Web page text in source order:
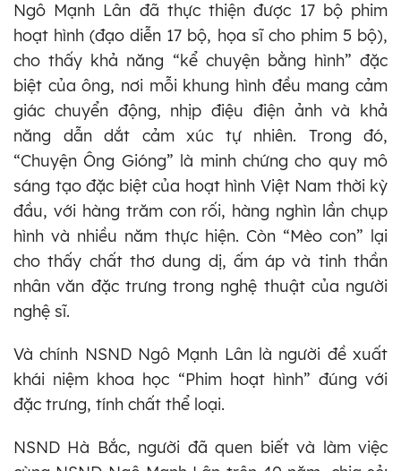
Ngô Mạnh Lân đã thực thiện được 17 bộ phim
hoạt hình (đạo diễn 17 bộ, họa sĩ cho phim 5 bộ),
cho thấy khả năng “kể chuyện bằng hình” đặc
biệt của ông, nơi mỗi khung hình đều mang cảm
giác chuyển động, nhịp điệu điện ảnh và khả
năng dẫn dắt cảm xúc tự nhiên. Trong đó,
“Chuyện Ông Gióng” là minh chứng cho quy mô
sáng tạo đặc biệt của hoạt hình Việt Nam thời kỳ
đầu, với hàng trăm con rối, hàng nghìn lần chụp
hình và nhiều năm thực hiện. Còn “Mèo con” lại
cho thấy chất thơ dung dị, ấm áp và tinh thần
nhân văn đặc trưng trong nghệ thuật của người
nghệ sĩ.
Và chính NSND Ngô Mạnh Lân là người đề xuất
khái niệm khoa học “Phim hoạt hình” đúng với
đặc trưng, tính chất thể loại.
NSND Hà Bắc, người đã quen biết và làm việc